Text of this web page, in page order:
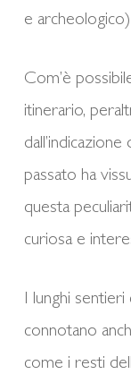
e
Com’è
itinerario,
passato ha
questa
curiosa e
I lunghi
connotano
come i resti